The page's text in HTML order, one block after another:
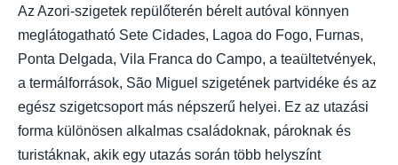
Az Azori-szigetek repülőterén bérelt autóval könnyen
meglátogatható Sete Cidades, Lagoa do Fogo, Furnas,
Ponta Delgada, Vila Franca do Campo, a teaültetvények,
a termálforrások, São Miguel szigetének partvidéke és az
egész szigetcsoport más népszerű helyei. Ez az utazási
forma különösen alkalmas családoknak, pároknak és
turistáknak, akik egy utazás során több helyszínt